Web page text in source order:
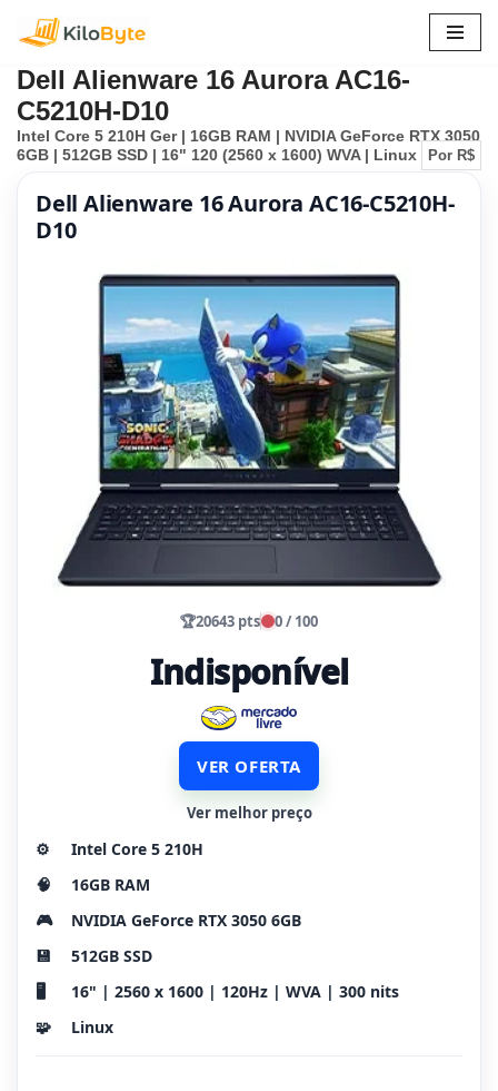
para
o
conteúdo
Dell Alienware 16 Aurora AC16-
C5210H-D10
Intel Core 5 210H Ger | 16GB RAM | NVIDIA GeForce RTX 3050
6GB | 512GB SSD | 16" 120 (2560 x 1600) WVA | Linux
Por R$
Dell Alienware 16 Aurora AC16-C5210H-
D10
🏆20643 pts 0 / 100
Indisponível
VER OFERTA
Ver melhor preço
⚙️
Intel Core 5 210H
🧠
16GB RAM
🎮
NVIDIA GeForce RTX 3050 6GB
💾
512GB SSD
🖥️
16" | 2560 x 1600 | 120Hz | WVA | 300 nits
🧩
Linux